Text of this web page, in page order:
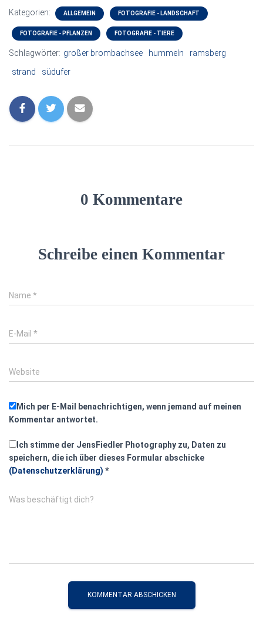
Kategorien: ALLGEMEIN FOTOGRAFIE - LANDSCHAFT
FOTOGRAFIE - PFLANZEN FOTOGRAFIE - TIERE
Schlagwörter: großer brombachsee hummeln
ramsberg
strand
südufer
0 Kommentare
Schreibe einen Kommentar
Name *
E-Mail *
Website
Mich per E-Mail benachrichtigen, wenn jemand auf meinen
Kommentar antwortet.
Ich stimme der JensFiedler Photography zu, Daten zu
speichern, die ich über dieses Formular abschicke
(Datenschutzerklärung) *
Was beschäftigt dich?